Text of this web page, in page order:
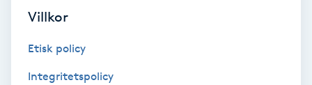
LPG-behandling
Villkor
Etisk policy
Integritetspolicy